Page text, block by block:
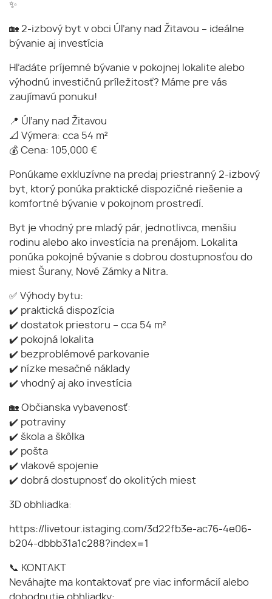
✨
🏡 2-izbový byt v obci Úľany nad Žitavou – ideálne
bývanie aj investícia
Hľadáte príjemné bývanie v pokojnej lokalite alebo
výhodnú investičnú príležitosť? Máme pre vás
zaujímavú ponuku!
📍 Úľany nad Žitavou
📐 Výmera: cca 54 m²
💰 Cena: 105,000 €
Ponúkame exkluzívne na predaj priestranný 2-izbový
byt, ktorý ponúka praktické dispozičné riešenie a
komfortné bývanie v pokojnom prostredí.
Byt je vhodný pre mladý pár, jednotlivca, menšiu
rodinu alebo ako investícia na prenájom. Lokalita
ponúka pokojné bývanie s dobrou dostupnosťou do
miest Šurany, Nové Zámky a Nitra.
✅ Výhody bytu:
✔️ praktická dispozícia
✔️ dostatok priestoru – cca 54 m²
✔️ pokojná lokalita
✔️ bezproblémové parkovanie
✔️ nízke mesačné náklady
✔️ vhodný aj ako investícia
🏡 Občianska vybavenosť:
✔️ potraviny
✔️ škola a škôlka
✔️ pošta
✔️ vlakové spojenie
✔️ dobrá dostupnosť do okolitých miest
3D obhliadka:
https://livetour.istaging.com/3d22fb3e-ac76-4e06-
b204-dbbb31a1c288?index=1
📞 KONTAKT
Neváhajte ma kontaktovať pre viac informácií alebo
dohodnutie obhliadky: